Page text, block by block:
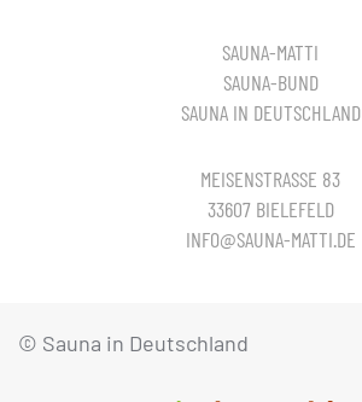
SAUNA-MATTI
SAUNA-BUND
SAUNA IN DEUTSCHLAND
MEISENSTRASSE 83
33607 BIELEFELD
INFO@SAUNA-MATTI.DE
© Sauna in Deutschland